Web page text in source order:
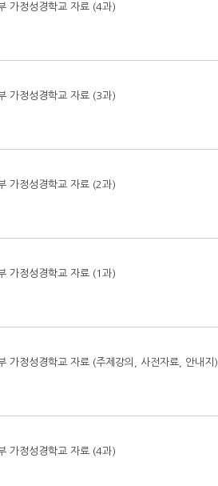
가정성경학교 자료 (4과)
가정성경학교 자료 (3과)
가정성경학교 자료 (2과)
가정성경학교 자료 (1과)
가정성경학교 자료 (주제강의, 사전자료, 안내지)
가정성경학교 자료 (4과)